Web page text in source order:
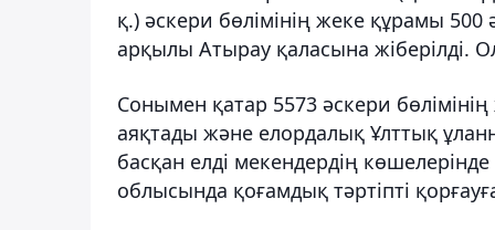
қ.) әскери бөлімінің жеке құрамы
арқылы Атырау қаласына жіберілді.
Сонымен қатар 5573 әскери
аяқтады және елордалық Ұлттық
басқан елді мекендердің
облысында қоғамдық тәртіпті қорғауға